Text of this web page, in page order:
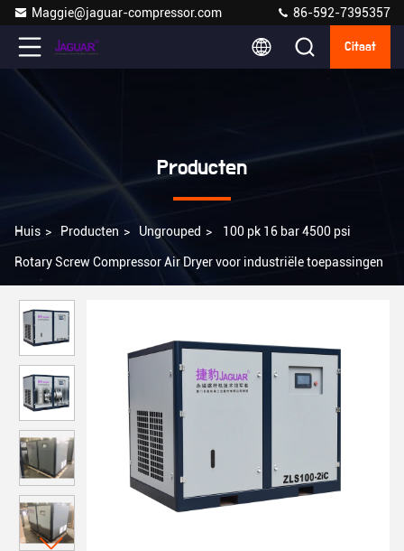
Maggie@jaguar-compressor.com 86-592-7395357
Citaat
Producten
Huis > Producten > Ungrouped > 100 pk 16 bar 4500 psi
Rotary Screw Compressor Air Dryer voor industriële toepassingen